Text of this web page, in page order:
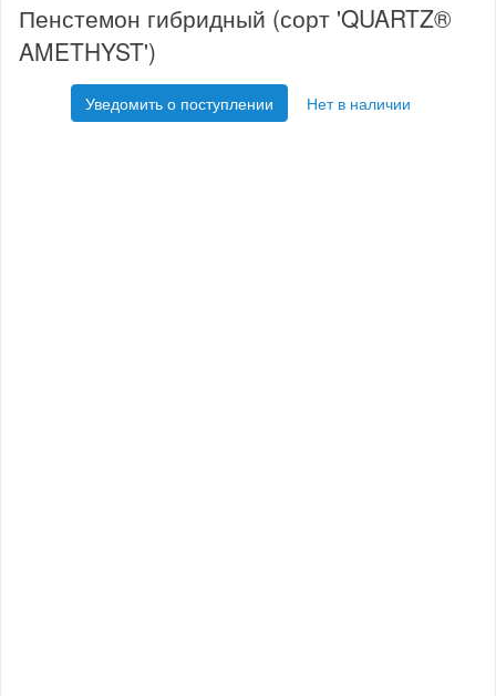
Пенстемон гибридный (сорт 'QUARTZ®
AMETHYST')
Уведомить о поступлении Нет в наличии